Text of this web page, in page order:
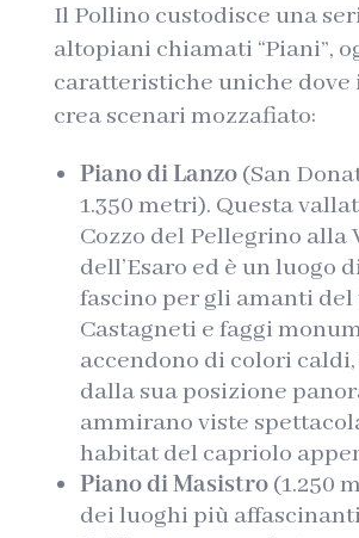
Il Pollino custodisce una
altopiani chiamati “Piani”,
caratteristiche uniche dove
crea scenari mozzafiato:
Piano di Lanzo(San
1.350 metri). Questa
Cozzo del Pellegrino alla
dell’Esaro ed è un luogo
fascino per gli amanti
Castagneti e faggi
accendono di colori
dalla sua posizione
ammirano viste
habitat del capriolo
Piano di Masistro(1.250
dei luoghi più